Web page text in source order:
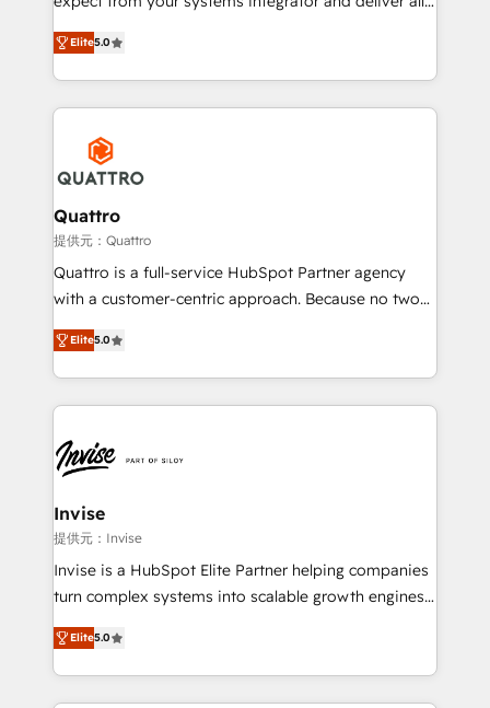
the agency services you'd expect from your
HubSpot Solutions Partner. As one of the UK's
longest-standing partners, we are experts at
maximising the value of the HubSpot platform and
building an integrated growth stack that brings your
business, operational and technical requirements to
life, and creates a 360˚ view of your customer to
help your teams do more. We specialise in HubSpot
technical services, website design and development
as well as agency services that help set you up for
success. Now, more than ever you need to connect
customer service. It's time to empower your teams
to create great customer experiences that generate
happen.
Elite5.0
Quattro
提供元：Quattro
Quattro is a full-service HubSpot Partner agency
with a customer-centric approach. Because no two
clients have the same needs, Quattro offer a
bespoke approach for every client. Services include
business growth strategies, sales enablement, CRM
set-up, Migrations, Integrations, Enterprise level
Ops Hub Software, inbound marketing strategy,
content strategies, branding, HubSpot CMS,
bespoke web apps and growth driven design
websites. Experienced in helping Global B2B
Manufacturers, Fintech, Professional Services, IT and
SaaS industries.
Elite5.0
Invise
提供元：Invise
Invise is a HubSpot Elite Partner helping companies
turn complex systems into scalable growth engines.
We combine strategy, technology and change
management to drive measurable results. As part of
the fast-growing Siloy Group, we unite more than
250+ HubSpot experts across Europe – ready to
Elite5.0